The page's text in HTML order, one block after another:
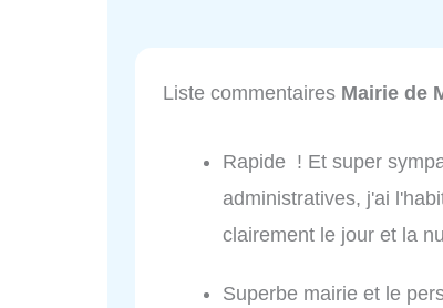
Liste commentaires Mairie de
Rapide ! Et super
administratives, j'ai
clairement le jour et la
Superbe mairie et le